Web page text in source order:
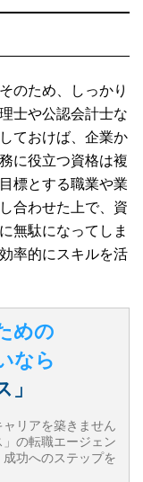
のため、しっかり
士や公認会計士な
ておけば、企業か
に役立つ資格は複
標とする職業や業
合わせた上で、資
無駄になってしま
率的にスキルを活
めの
なら
」
リアを築きません
の転職エージェン
功へのステップを